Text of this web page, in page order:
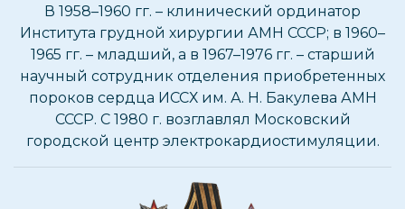
В 1958–1960 гг. – клинический ординатор
Института грудной хирургии АМН СССР; в 1960–
1965 гг. – младший, а в 1967–1976 гг. – старший
научный сотрудник отделения приобретенных
пороков сердца ИССХ им. А. Н. Бакулева АМН
СССР. С 1980 г. возглавлял Московский
городской центр электрокардиостимуляции.